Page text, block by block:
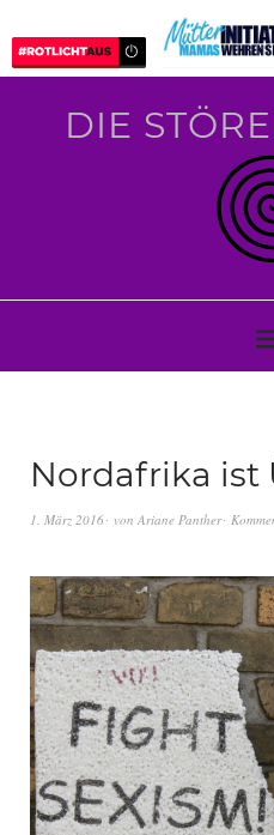
DIE
Nordafrika ist
1. März 2016 von Ariane Panther